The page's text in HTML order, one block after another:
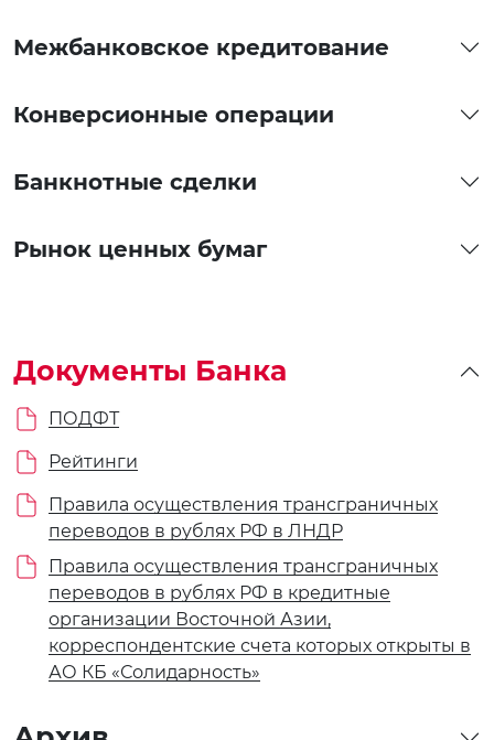
Межбанковское кредитование
Конверсионные операции
Банкнотные сделки
Рынок ценных бумаг
Документы Банка
ПОДФТ
Рейтинги
Правила осуществления трансграничных
переводов в рублях РФ в ЛНДР
Правила осуществления трансграничных
переводов в рублях РФ в кредитные
организации Восточной Азии,
корреспондентские счета которых открыты в
АО КБ «Солидарность»